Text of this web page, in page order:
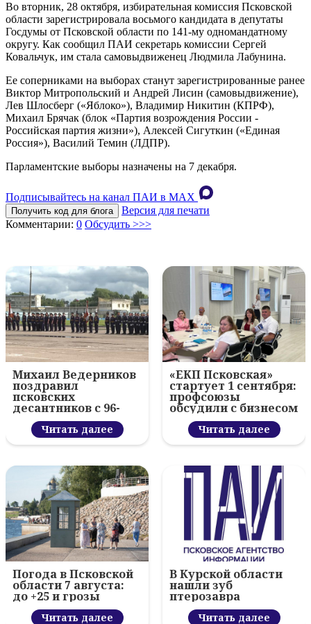
Во вторник, 28 октября, избирательная комиссия Псковской
области зарегистрировала восьмого кандидата в депутаты
Госдумы от Псковской области по 141-му одномандатному
округу. Как сообщил ПАИ секретарь комиссии Сергей
Ковальчук, им стала самовыдвиженец Людмила Лабунина.
Ее соперниками на выборах станут зарегистрированные ранее
Виктор Митропольский и Андрей Лисин (самовыдвижение),
Лев Шлосберг («Яблоко»), Владимир Никитин (КПРФ),
Михаил Брячак (блок «Партия возрождения России -
Российская партия жизни»), Алексей Сигуткин («Единая
Россия»), Василий Темин (ЛДПР).
Парламентские выборы назначены на 7 декабря.
Подписывайтесь на канал ПАИ в MAХ
Получить код для блога
Версия для печати
Комментарии: 0 Обсудить >>>
Михаил Ведерников
поздравил
псковских
десантников с 96-
летием ВДВ и
вручил награды
Читать далее
«ЕКП Псковская»
стартует 1 сентября:
профсоюзы
обсудили с бизнесом
новый цифровой
проектЧитать далее
Погода в Псковской
области 7 августа:
до +25 и грозы
Читать далее
В Курской области
нашли зуб
птерозавра
Читать далее